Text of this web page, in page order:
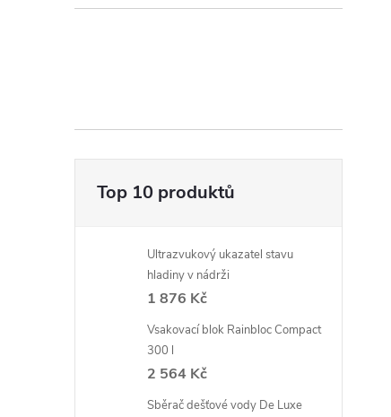
Top 10 produktů
Ultrazvukový ukazatel stavu
hladiny v nádrži
1 876 Kč
Vsakovací blok Rainbloc Compact
300 l
2 564 Kč
Sběrač dešťové vody De Luxe